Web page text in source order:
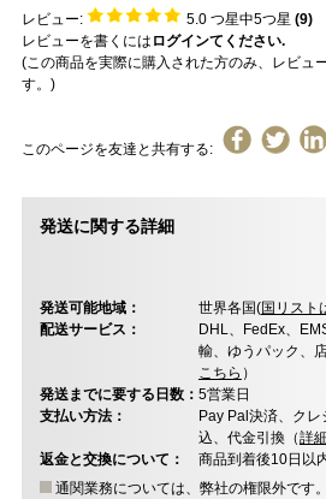
レビュー: 5.0つ星中5つ星 (9)
レビューを書くには ログインてください.
(この商品を実際に購入された方のみ、レビュ
す。)
このページを友達と共有する:
発送に関する詳細
発送可能地域： 世界各国(国リスト
配送サービス：
DHL、FedEx、
輸、ゆうパック、
こちら ）
発送までに要する日数： 5営業日
支払い方法：
Pay Pal決済、ク
込、代金引換（詳
返金と交換について：
商品到着後10日以
通関業務については、弊社の権限外です